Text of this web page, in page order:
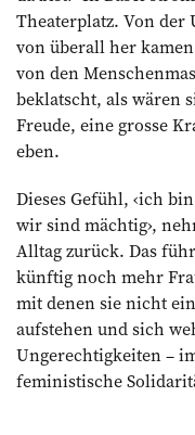
Thea­terplatz. Von der
von überall her
von den
beklatscht, als wären
Freude, eine grosse
eben.
Dieses Gefühl, ‹ich
wir sind mächtig›,
Alltag zurück. Das
künftig noch mehr
mit denen sie nicht
aufstehen und sich
Ungerechtigkeiten –
feministische